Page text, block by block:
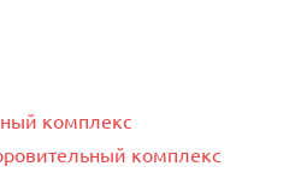
комплекс
комплекс